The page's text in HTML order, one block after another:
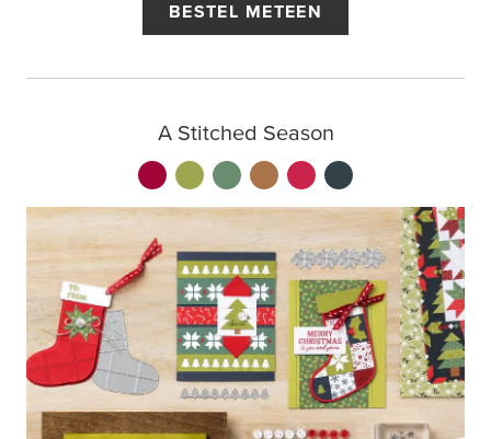
BESTEL METEEN
A Stitched Season